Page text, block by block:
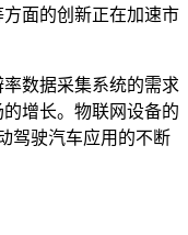
面的创新正在加速市
数据采集系统的需求
增长。物联网设备的
驾驶汽车应用的不断